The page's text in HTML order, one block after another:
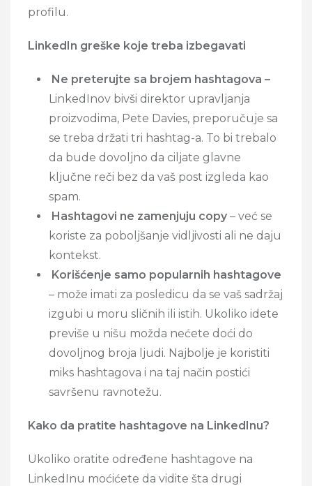
profilu.
LinkedIn greške koje treba izbegavati
Ne preterujte sa brojem hashtagova –
LinkedInov bivši direktor upravljanja
proizvodima, Pete Davies, preporučuje sa
se treba držati tri hashtag-a. To bi trebalo
da bude dovoljno da ciljate glavne
ključne reči bez da vaš post izgleda kao
spam.
Hashtagovi ne zamenjuju copy – već se
koriste za poboljšanje vidljivosti ali ne daju
kontekst.
Korišćenje samo popularnih hashtagove
– može imati za posledicu da se vaš sadržaj
izgubi u moru sličnih ili istih. Ukoliko idete
previše u nišu možda nećete doći do
dovoljnog broja ljudi. Najbolje je koristiti
miks hashtagova i na taj način postići
savršenu ravnotežu.
Kako da pratite hashtagove na LinkedInu?
Ukoliko oratite određene hashtagove na
LinkedInu moćićete da vidite šta drugi